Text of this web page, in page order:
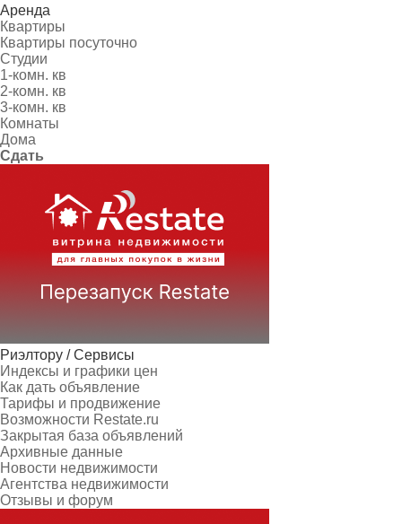
Аренда
Квартиры
Квартиры посуточно
Студии
1-комн. кв
2-комн. кв
3-комн. кв
Комнаты
Дома
Сдать
Риэлтору / Сервисы
Индексы и графики цен
Как дать объявление
Тарифы и продвижение
Возможности Restate.ru
Закрытая база объявлений
Архивные данные
Новости недвижимости
Агентства недвижимости
Отзывы и форум